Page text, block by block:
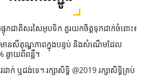
ផ្ទុកជាតិសរសៃអុបទិក គួរយកចិត្តទុកដាក់ចំពោះ៖
មានសីតុណ្ហភាពក្នុងបន្ទប់ និងសំណើមដែល
ងាយពីពន្លឺ។
ក់ ឬជង់ទេ។ រក្សាសិទ្ធិ @2019 រក្សាសិទ្ធិគ្រប់